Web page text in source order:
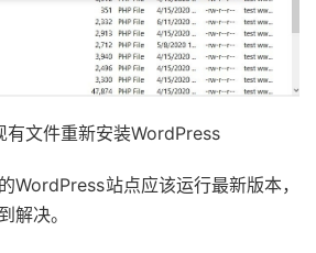
有文件重新安装WordPress
WordPress站点应该运行最新版本，
解决。